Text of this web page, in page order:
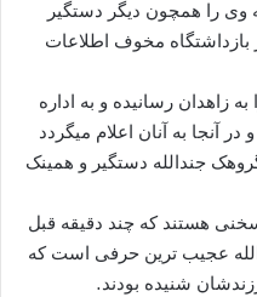
وی را همچون دیگر دستگیر
بازداشتگاه مخوف اطلاعات
زاهدان رسانیده و به اداره
آنجا به آنان اعلام میگردد
جندالله دستگیر و همینک
هستند که چند دقیقه قبل
عجیب ترین حرفی است که
شنیده بودند.